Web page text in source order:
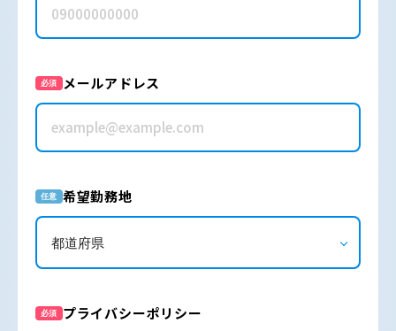
必須 メールアドレス
任意 希望勤務地
必須 プライバシーポリシー